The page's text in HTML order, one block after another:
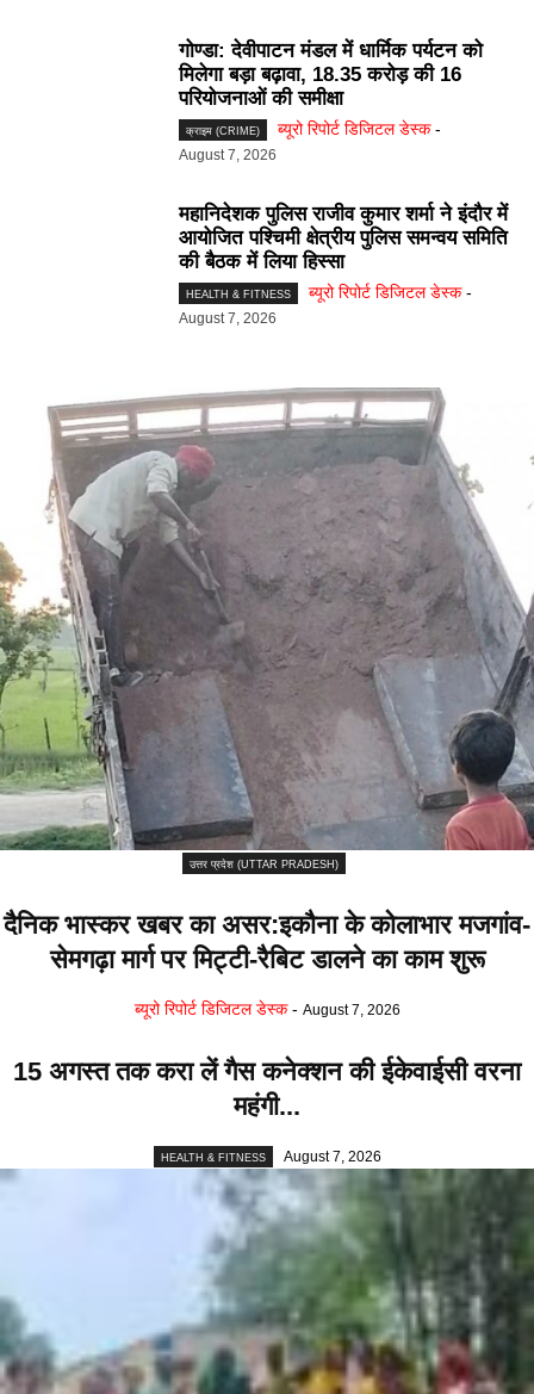
गोण्डा: देवीपाटन मंडल में धार्मिक पर्यटन को
मिलेगा बड़ा बढ़ावा, 18.35 करोड़ की 16
परियोजनाओं की समीक्षा
क्राइम (CRIME) ब्यूरो रिपोर्ट डिजिटल डेस्क -
August 7, 2026
महानिदेशक पुलिस राजीव कुमार शर्मा ने इंदौर में
आयोजित पश्चिमी क्षेत्रीय पुलिस समन्वय समिति
की बैठक में लिया हिस्सा
HEALTH & FITNESS ब्यूरो रिपोर्ट डिजिटल डेस्क -
August 7, 2026
उत्तर प्रदेश (UTTAR PRADESH)
दैनिक भास्कर खबर का असर:इकौना के कोलाभार मजगांव-
सेमगढ़ा मार्ग पर मिट्टी-रैबिट डालने का काम शुरू
ब्यूरो रिपोर्ट डिजिटल डेस्क - August 7, 2026
15 अगस्त तक करा लें गैस कनेक्शन की ईकेवाईसी वरना
महंगी...
HEALTH & FITNESS August 7, 2026